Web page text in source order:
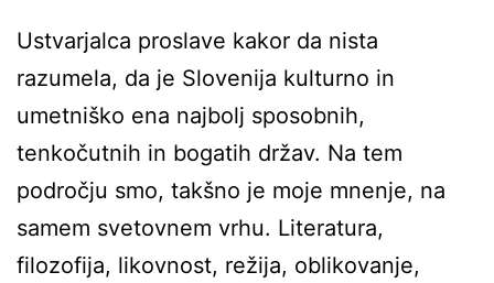
Ustvarjalca proslave kakor da nista
razumela, da je Slovenija kulturno in
umetniško ena najbolj sposobnih,
tenkočutnih in bogatih držav. Na tem
področju smo, takšno je moje mnenje, na
samem svetovnem vrhu. Literatura,
filozofija, likovnost, režija, oblikovanje,